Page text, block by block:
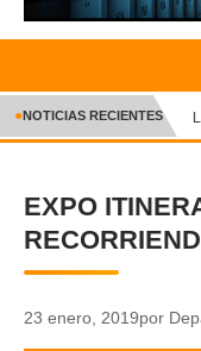
INICIO
CRÓNICA
DEPORTES
POLICIAL
●NOTICIAS RECIENTES
EXPO
23 enero, 2019por